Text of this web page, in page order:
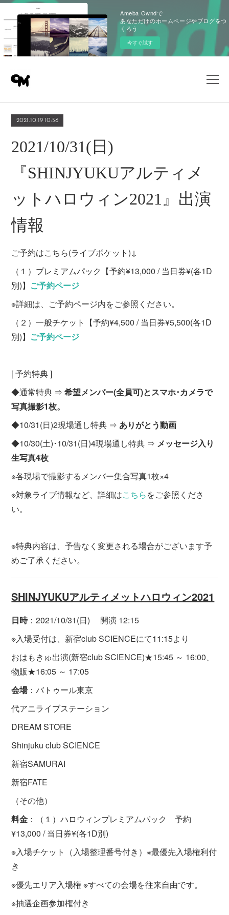
Ameba Owndで
あなただけのホームページやブログをつ
くろう
今すぐ試す
2021.10.19 10:56
2021/10/31(日)
『SHINJYUKUアルティメ
ットハロウィン2021』出演
情報
ご予約はこちら(ライブポケット)↓
（１）プレミアムパック【予約¥13,000 / 当日券¥(各1D
別)】 ご予約ページ
※詳細は、ご予約ページ内をご参照ください。
（２）一般チケット【予約¥4,500 / 当日券¥5,500(各1D
別)】 ご予約ページ
[ 予約特典 ]
◆通常特典 ⇒希望メンバー(全員可)とスマホ･カメラで
写真撮影1枚。
◆10/31(日)2現場通し特典 ⇒ ありがとう動画
◆10/30(土)･10/31(日)4現場通し特典 ⇒ メッセージ入り
生写真4枚
※各現場で撮影するメンバー集合写真1枚×4
※対象ライブ情報など、詳細はこちらをご参照くださ
い。
※特典内容は、予告なく変更される場合がございます予
めご了承ください。
SHINJYUKUアルティメットハロウィン2021
日時：2021/10/31(日) 開演 12:15
※入場受付は、新宿club SCIENCEにて11:15より
おはもきゅ出演(新宿club SCIENCE)★15:45 ～ 16:00、
物販★16:05 ～ 17:05
会場：バトゥール東京
代アニライブステーション
DREAM STORE
Shinjuku club SCIENCE
新宿SAMURAI
新宿FATE
（その他）
料金 ：（１）ハロウィンプレミアムパック 予約
¥13,000 / 当日券¥(各1D別)
※入場チケット（入場整理番号付き）※最優先入場権利付
き
※優先エリア入場権 ※すべての会場を往来自由です。
※抽選企画参加権付き